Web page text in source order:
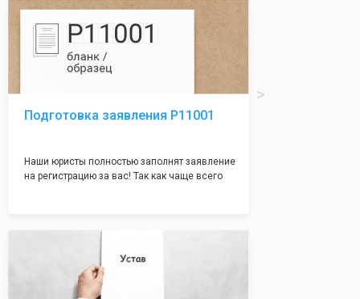
Подготовка заявления Р11001
Наши юристы полностью заполнят заявление
на регистрацию за вас! Так как чаще всего
большая часть отказов - наши юристы с
оформление самого сложного документа на
себя! Многолетний опыт работы наших
юристов позволяет оформлять заявление без